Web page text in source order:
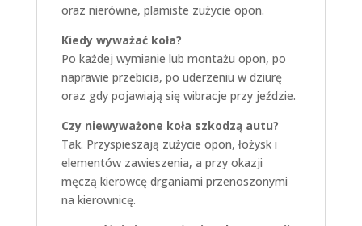
oraz nierówne, plamiste zużycie opon.
Kiedy wyważać koła?
Po każdej wymianie lub montażu opon, po
naprawie przebicia, po uderzeniu w dziurę
oraz gdy pojawiają się wibracje przy jeździe.
Czy niewyważone koła szkodzą autu?
Tak. Przyspieszają zużycie opon, łożysk i
elementów zawieszenia, a przy okazji
męczą kierowcę drganiami przenoszonymi
na kierownicę.